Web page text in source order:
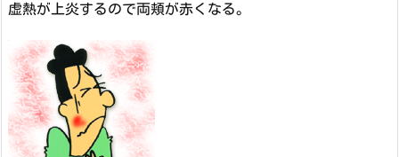
虚熱が上炎するので両頬が赤くなる。